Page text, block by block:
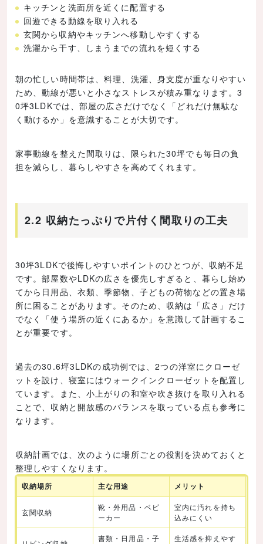
キッチンと洗面所を近くに配置する
回遊できる動線を取り入れる
玄関から収納やキッチンへ移動しやすくする
洗濯から干す、しまうまでの流れを短くする
朝の忙しい時間帯は、料理、洗濯、身支度が重なりやすい
ため、動線が悪いと小さなストレスが積み重なります。3
0坪3LDKでは、部屋の広さだけでなく「どれだけ無駄な
く動けるか」を意識することが大切です。
家事動線を整えた間取りは、限られた30坪でも毎日の負
担を減らし、暮らしやすさを高めてくれます。
2.2 収納たっぷりで片付く間取りの工夫
30坪3LDKで後悔しやすいポイントのひとつが、収納不足
です。部屋数やLDKの広さを優先しすぎると、暮らし始め
てから日用品、衣類、季節物、子どもの荷物などの置き場
所に困ることがあります。そのため、収納は「広さ」だけ
でなく「使う場所の近くにあるか」を意識して計画するこ
とが重要です。
過去の30.6坪3LDKの成功例では、2つの洋室にクローゼ
ットを設け、寝室にはウォークインクローゼットを配置し
ています。また、小上がりの和室や吹き抜けを取り入れる
ことで、収納と開放感のバランスを取っている点も参考に
なります。
収納計画では、次のように場所ごとの役割を決めておくと
整理しやすくなります。
収納場所 主な用途 メリット
玄関収納
靴・外用品・ベビ
ーカー
室内に汚れを持ち
込みにくい
書類・日用品・子
生活感を抑えやす